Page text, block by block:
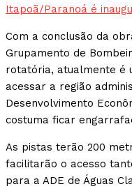
Itapoã/Paranoá é
Com a conclusão da
Grupamento de
rotatória, atualmente é
acessar a região
Desenvolvimento
costuma ficar
As pistas terão 200
facilitarão o acesso
para a ADE de Águas